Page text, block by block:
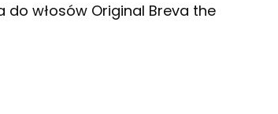
do włosów Original Breva the